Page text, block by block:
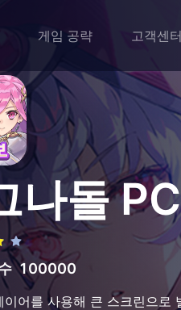
게임 공략 고객센
나돌
100000
이어를 사용해 큰 스크린으로